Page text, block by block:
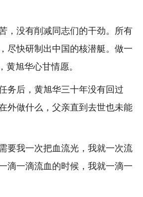
没有削减同志们的干劲。所有
尽快研制出中国的核潜艇。做一
黄旭华心甘情愿。
后，黄旭华三十年没有回过
外做什么，父亲直到去世也未能
我一次把血流光，我就一次流
滴一滴流血的时候，我就一滴一